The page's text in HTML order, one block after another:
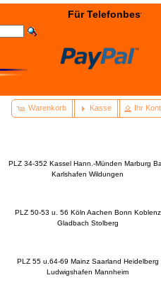
Für
Warenkorb Kasse Ihr
PLZ 34-352 Kassel Hann.-Münden Marburg
Karlshafen Wildungen
PLZ 50-53 u. 56 Köln Aachen Bonn Koblenz
Gladbach Stolberg
PLZ 55 u.64-69 Mainz Saarland Heidelberg
Ludwigshafen Mannheim